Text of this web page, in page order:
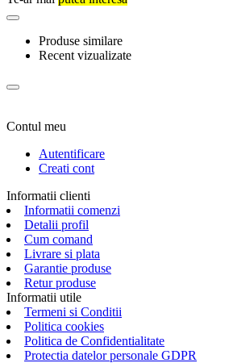
Produse similare
Recent vizualizate
Contul meu
Autentificare
Creati cont
Informatii clienti
Informatii comenzi
Detalii profil
Cum comand
Livrare si plata
Garantie produse
Retur produse
Informatii utile
Termeni si Conditii
Politica cookies
Politica de Confidentialitate
Protectia datelor personale GDPR